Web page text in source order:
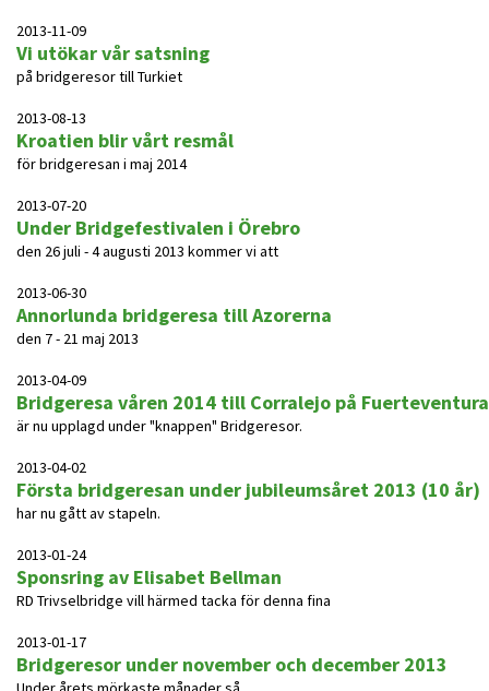
2013-11-09
Vi utökar vår satsning
på bridgeresor till Turkiet
2013-08-13
Kroatien blir vårt resmål
för bridgeresan i maj 2014
2013-07-20
Under Bridgefestivalen i Örebro
den 26 juli - 4 augusti 2013 kommer vi att
2013-06-30
Annorlunda bridgeresa till Azorerna
den 7 - 21 maj 2013
2013-04-09
Bridgeresa våren 2014 till Corralejo på Fuerteventura
är nu upplagd under "knappen" Bridgeresor.
2013-04-02
Första bridgeresan under jubileumsåret 2013 (10 år)
har nu gått av stapeln.
2013-01-24
Sponsring av Elisabet Bellman
RD Trivselbridge vill härmed tacka för denna fina
2013-01-17
Bridgeresor under november och december 2013